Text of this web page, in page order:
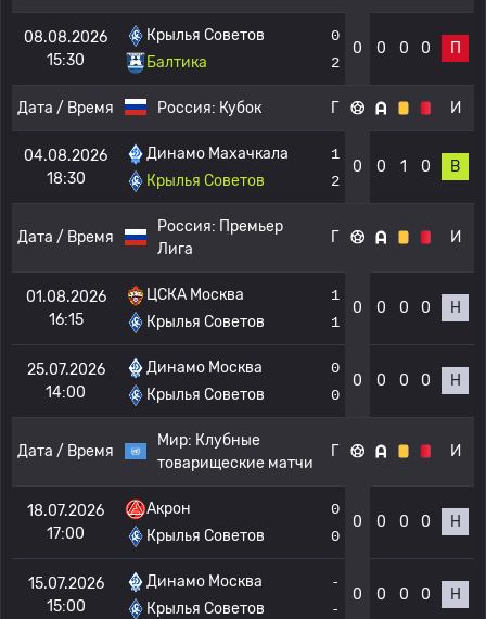
08.08.2026
15:30
Крылья Советов
Балтика
0
2
0 0 0 0 П
Дата / Время Россия: Кубок Г И
04.08.2026
18:30
Динамо Махачкала
Крылья Советов
1
2
0 0 1 0 В
Дата / Время
Россия: Премьер
Лига
Г И
01.08.2026
16:15
ЦСКА Москва
Крылья Советов
1
1
0 0 0 0 Н
25.07.2026
14:00
Динамо Москва
Крылья Советов
0
0
0 0 0 0 Н
Дата / Время
Мир: Клубные
товарищеские матчи
Г И
18.07.2026
17:00
Акрон
Крылья Советов
0
0
0 0 0 0 Н
15.07.2026
15:00
Динамо Москва
Крылья Советов
-
-
0 0 0 0 Н